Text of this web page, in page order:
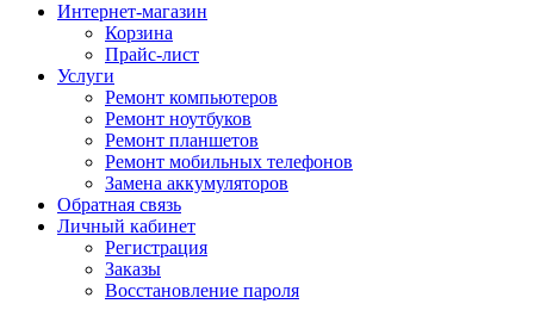
Интернет-магазин
Корзина
Прайс-лист
Услуги
Ремонт компьютеров
Ремонт ноутбуков
Ремонт планшетов
Ремонт мобильных телефонов
Замена аккумуляторов
Обратная связь
Личный кабинет
Регистрация
Заказы
Восстановление пароля